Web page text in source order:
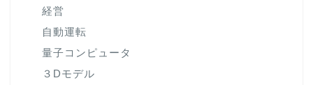
経営
自動運転
量子コンピュータ
３Dモデル